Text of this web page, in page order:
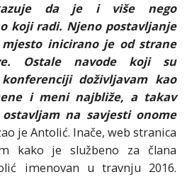
da je i više nego
koji radi. Njeno postavljanje
inicirano je od strane
Ostale navode koji su
doživljavam kao
i meni najbliže, a takav
na savjesti onome
je Antolić. Inače, web stranica
kako je službeno za člana
imenovan u travnju 2016.